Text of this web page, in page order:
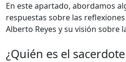
En este apartado, abordamos
respuestas sobre las
Alberto Reyes y su visión sobre
¿Quién es el